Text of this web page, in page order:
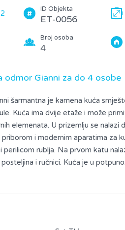
ID Objekta
ET-0056
Broj osoba
4
odmor Gianni za do 4 osobe
šarmantna je kamena kuća
Kuća ima dvije etaže i može
elemenata. U prizemlju se nalazi
priborom i modernim aparatima za
perilicom rublja. Na prvom katu
i ručnici. Kuća je u
za sjedenje i roštiljem - savršeno za